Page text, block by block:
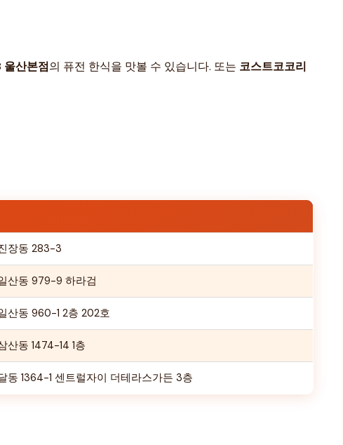
울산본점의 퓨전 한식을 맛볼 수 있습니다. 또는 코스트코코리
장동 283-3
산동 979-9 하라검
산동 960-1 2층 202호
산동 1474-14 1층
동 1364-1 센트럴자이 더테라스가든 3층